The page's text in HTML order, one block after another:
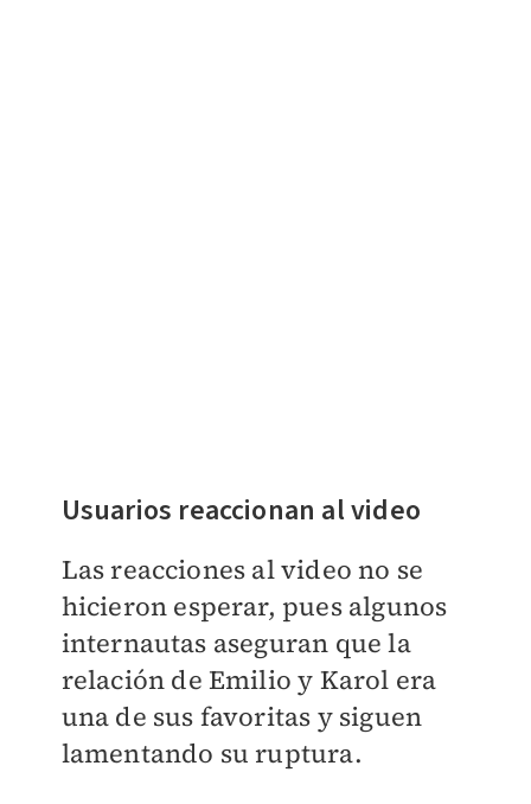
Usuarios reaccionan al video
Las reacciones al video no se
hicieron esperar, pues algunos
internautas aseguran que la
relación de Emilio y Karol era
una de sus favoritas y siguen
lamentando su ruptura.